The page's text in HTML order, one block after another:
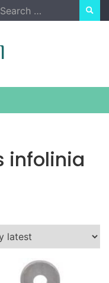
Search
infolinia